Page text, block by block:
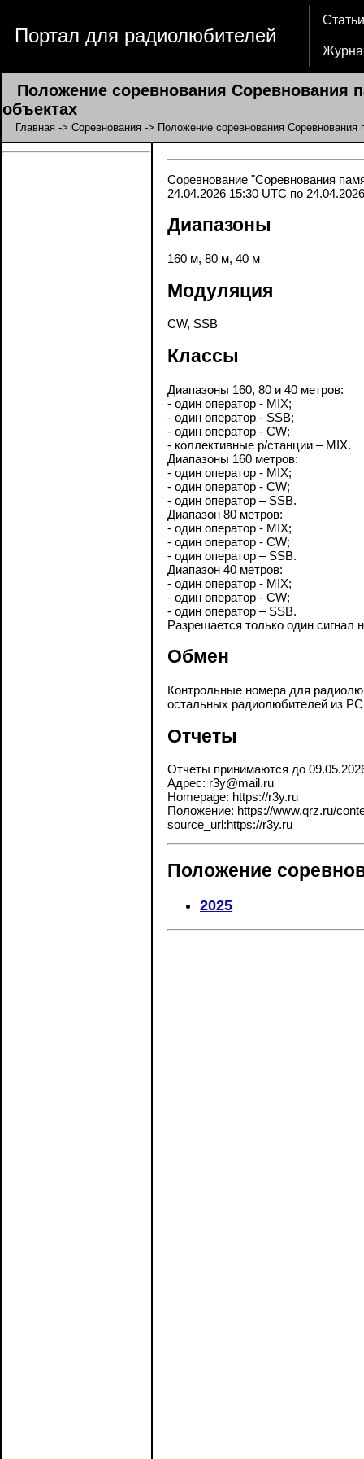
Портал для радиолюбителей
Статьи
Положение соревнования Соревнования
объектах
Главная -> Соревнования -> Положение соревнования Соревнования
Соревнование "Соревнования
24.04.2026 15:30 UTC по
Диапазоны
160 м, 80 м, 40 м
Модуляция
CW, SSB
Классы
Диапазоны 160, 80 и 40 метров:
- один оператор - MIX;
- один оператор - SSB;
- один оператор - CW;
- коллективные р/станции – MIX.
Диапазоны 160 метров:
- один оператор - MIX;
- один оператор - CW;
- один оператор – SSB.
Диапазон 80 метров:
- один оператор - MIX;
- один оператор - CW;
- один оператор – SSB.
Диапазон 40 метров:
- один оператор - MIX;
- один оператор - CW;
- один оператор – SSB.
Разрешается только один
Обмен
Контрольные номера для
остальных радиолюбителей из
Отчеты
Отчеты принимаются до
Адрес: r3y@mail.ru
Homepage: https://r3y.ru
Положение: https://www.qrz.ru/
source_url:https://r3y.ru
Положение
2025